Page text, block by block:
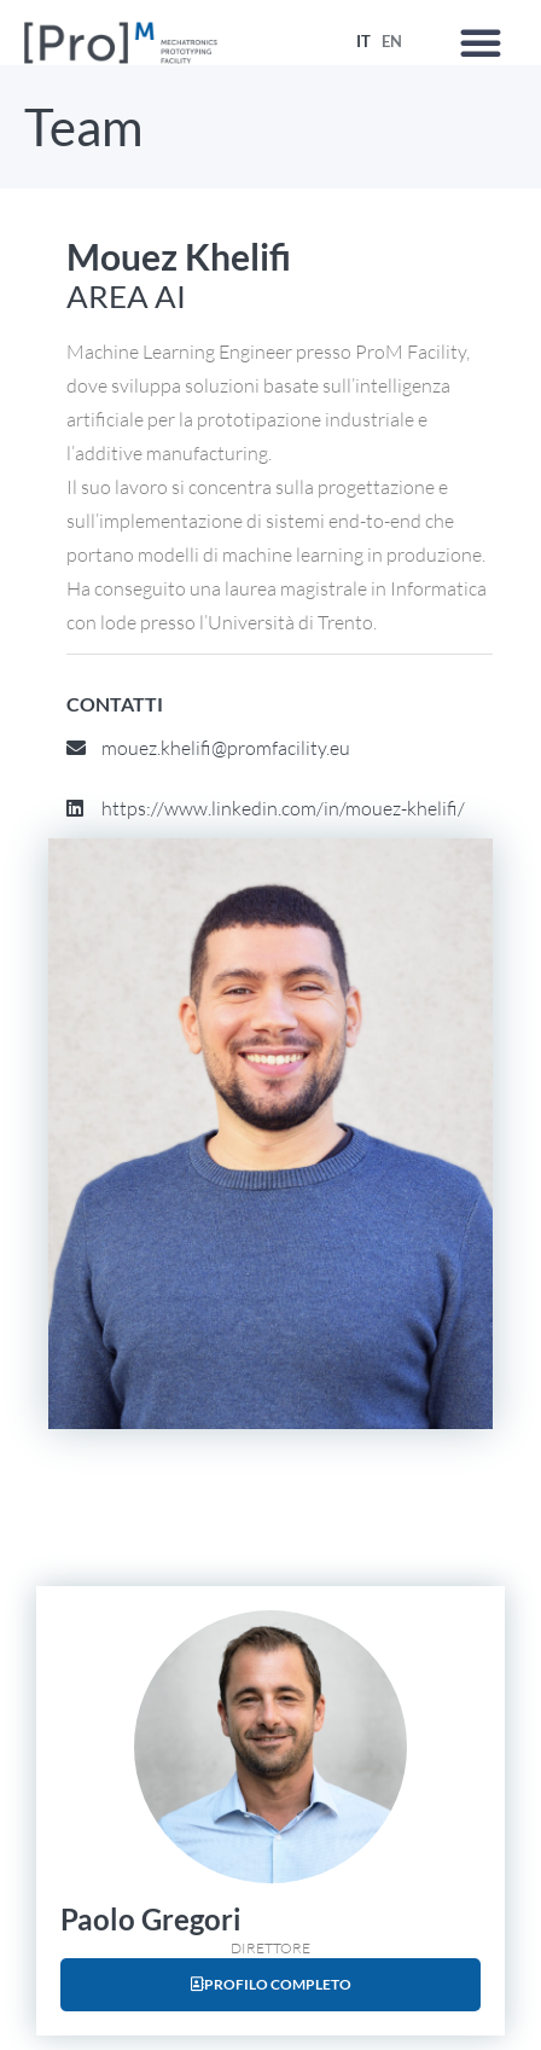
IT EN
Team
Mouez Khelifi
AREA AI
Machine Learning Engineer presso ProM Facility,
dove sviluppa soluzioni basate sull’intelligenza
artificiale per la prototipazione industriale e
l’additive manufacturing.
Il suo lavoro si concentra sulla progettazione e
sull’implementazione di sistemi end-to-end che
portano modelli di machine learning in produzione.
Ha conseguito una laurea magistrale in Informatica
con lode presso l’Università di Trento.
CONTATTI
mouez.khelifi@promfacility.eu
https://www.linkedin.com/in/mouez-khelifi/
Paolo Gregori
DIRETTORE
PROFILO COMPLETO